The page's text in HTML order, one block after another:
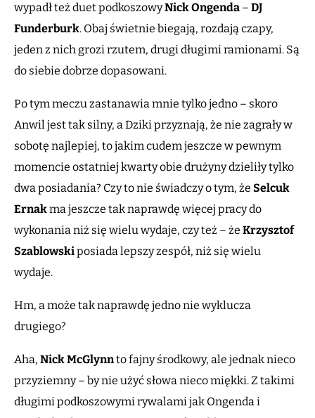
wypadł też duet podkoszowyNick Ongenda – DJ
Funderburk. Obaj świetnie biegają, rozdają czapy,
jeden z nich grozi rzutem, drugi długimi ramionami. Są
do siebie dobrze dopasowani.
Po tym meczu zastanawia mnie tylko jedno – skoro
Anwil jest tak silny, a Dziki przyznają, że nie zagrały w
sobotę najlepiej, to jakim cudem jeszcze w pewnym
momencie ostatniej kwarty obie drużyny dzieliły tylko
dwa posiadania? Czy to nie świadczy o tym, że Selcuk
Ernakma jeszcze tak naprawdę więcej pracy do
wykonania niż się wielu wydaje, czy też – że Krzysztof
Szablowskiposiada lepszy zespół, niż się wielu
wydaje.
Hm, a może tak naprawdę jedno nie wyklucza
drugiego?
Aha, Nick McGlynnto fajny środkowy, ale jednak nieco
przyziemny – by nie użyć słowa nieco miękki. Z takimi
długimi podkoszowymi rywalami jak Ongenda i